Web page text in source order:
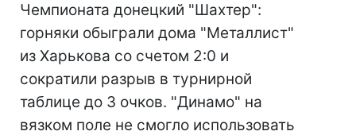
Чемпионата донецкий "Шахтер":
горняки обыграли дома "Металлист"
из Харькова со счетом 2:0 и
сократили разрыв в турнирной
таблице до 3 очков. "Динамо" на
вязком поле не смогло использовать